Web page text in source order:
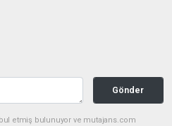
Gönder
etmiş bulunuyor ve mutajans.com